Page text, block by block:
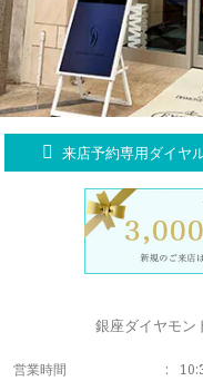
プロポーズアイテム
ダイヤモンドの品質
ダイヤモンド仕入れ
指輪の品質・特徴
シライシについて
ブランドコンセプト
お客様への想い
ブライダルリングへ
パイオニアの想い
サービス
シークレットストーン
レーザー刻印サービス
ナノジュエリーコート
永久保証サービス
セミ・フルオーダー
ニュース・フェア
店舗のご案内
来店予約専用ダイヤ
銀座ダイヤモン
営業時間 :